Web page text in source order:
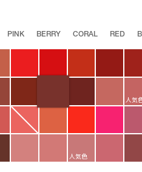
you
to
for
keyword
PINK BERRY CORAL RED
人気
人気色